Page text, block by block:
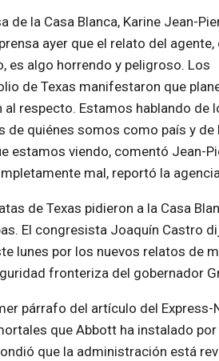
de la Casa Blanca, Karine Jean-
ayer que el relato del agente,
es algo horrendo y peligroso. Los
de Texas manifestaron que
al respecto. Estamos hablando de
de quiénes somos como país y de
estamos viendo, comentó Jean-
mal, reportó la agencia
de Texas pidieron a la Casa
El congresista Joaquín Castro
lunes por los nuevos relatos de
fronteriza del gobernador
párrafo del artículo del
que Abbott ha instalado
que la administración está